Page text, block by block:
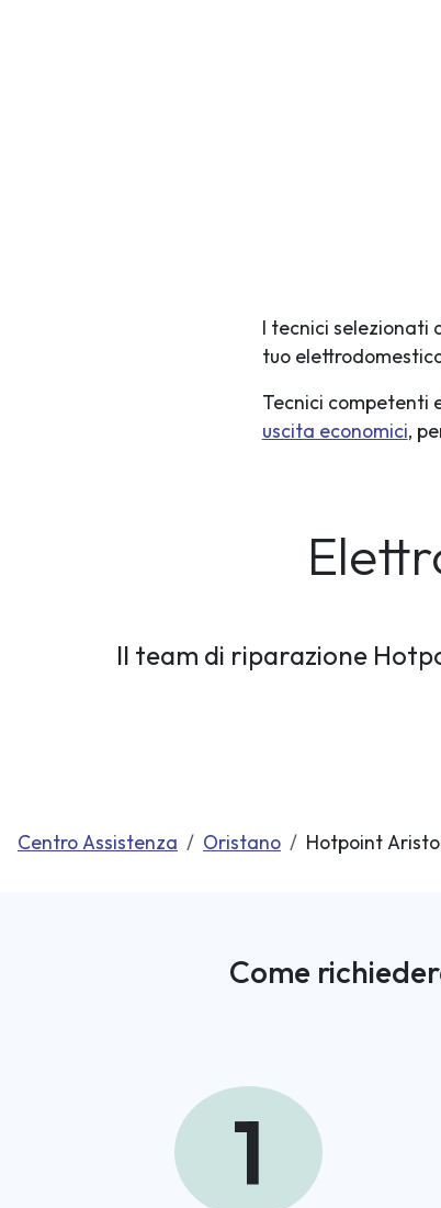
I tecnici selezionati
tuo
Tecnici competenti
uscita economici,
Il team di riparazione
Centro Assistenza Oristano Hotpoint
Come
1